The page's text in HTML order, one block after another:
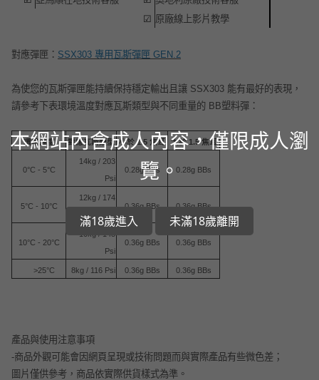
☑ 原廠線上影片教學
對應彈匣： SSX303 專用瓦斯彈匣 GEN.2
為使您的瓦斯彈匣能持續保持穩定輸出且讓 SSX303 能有最好的表現，
請參考下表環境溫度對應瓦斯類型與不同重量的 BB塑料彈：
環境溫度 對應瓦斯類型 小於 1.5 焦耳 大於 1.5 焦耳
0°C - 5°C
14kg / 203
Psi
0.28g BBs 0.28g BBs
5°C - 10°C
12kg / 174
Psi
0.36g BBs 0.36g BBs
10°C - 20°C
10kg / 145
Psi
0.36g BBs 0.36g BBs
>25°C 8kg / 116 Psi 0.36g BBs 0.36g BBs
產品與使用注意事項
-商品外觀可能會因網頁呈現或技術問題而與實際產品有些微色差；
圖片僅供參考，商品依實際供貨樣式為準。
本網站內含成人內容，僅限成人瀏
覽。
滿18歲進入 未滿18歲離開